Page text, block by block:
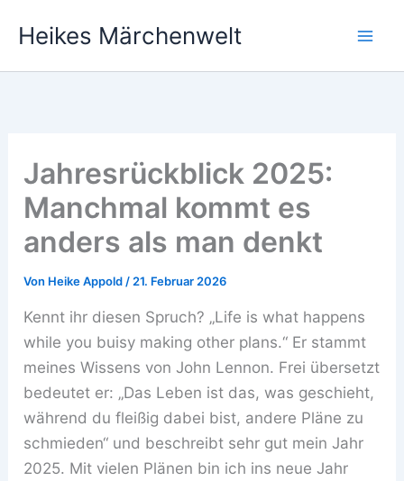
InhaltHeikes Märchenwelt
Jahresrückblick 2025:
Manchmal kommt es
anders als man denkt
Von Heike Appold / 21. Februar 2026
Kennt ihr diesen Spruch? „Life is what happens
while you buisy making other plans.“ Er stammt
meines Wissens von John Lennon. Frei übersetzt
bedeutet er: „Das Leben ist das, was geschieht,
während du fleißig dabei bist, andere Pläne zu
schmieden“ und beschreibt sehr gut mein Jahr
2025. Mit vielen Plänen bin ich ins neue Jahr